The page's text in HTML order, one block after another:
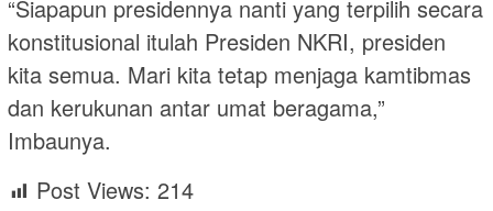
“Siapapun presidennya nanti yang terpilih secara
konstitusional itulah Presiden NKRI, presiden
kita semua. Mari kita tetap menjaga kamtibmas
dan kerukunan antar umat beragama,”
Imbaunya.
Post Views: 214